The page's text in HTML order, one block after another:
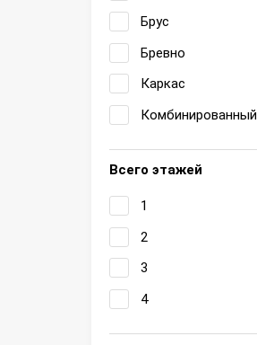
Брус
Бревно
Каркас
Комбинированный
Всего этажей
1
2
3
4